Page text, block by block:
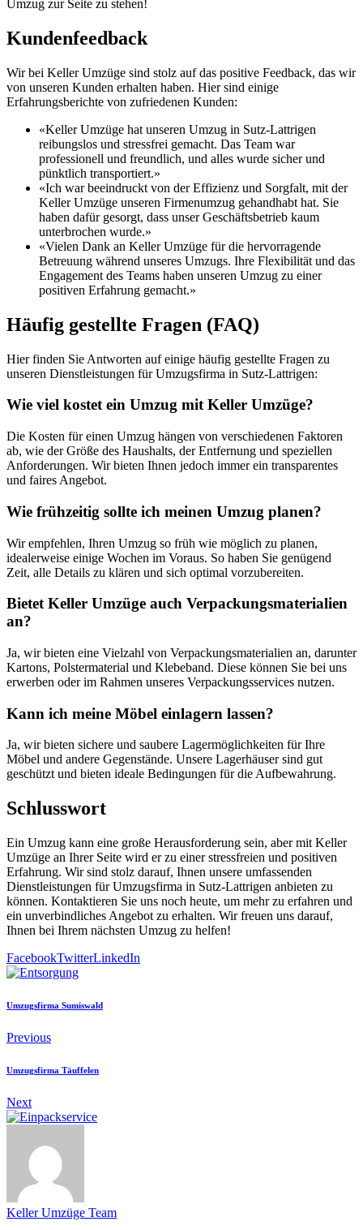
Umzug zur Seite zu stehen!
Kundenfeedback
Wir bei Keller Umzüge sind stolz auf das positive Feedback, das wir
von unseren Kunden erhalten haben. Hier sind einige
Erfahrungsberichte von zufriedenen Kunden:
«Keller Umzüge hat unseren Umzug in Sutz-Lattrigen
reibungslos und stressfrei gemacht. Das Team war
professionell und freundlich, und alles wurde sicher und
pünktlich transportiert.»
«Ich war beeindruckt von der Effizienz und Sorgfalt, mit der
Keller Umzüge unseren Firmenumzug gehandhabt hat. Sie
haben dafür gesorgt, dass unser Geschäftsbetrieb kaum
unterbrochen wurde.»
«Vielen Dank an Keller Umzüge für die hervorragende
Betreuung während unseres Umzugs. Ihre Flexibilität und das
Engagement des Teams haben unseren Umzug zu einer
positiven Erfahrung gemacht.»
Häufig gestellte Fragen (FAQ)
Hier finden Sie Antworten auf einige häufig gestellte Fragen zu
unseren Dienstleistungen für Umzugsfirma in Sutz-Lattrigen:
Wie viel kostet ein Umzug mit Keller Umzüge?
Die Kosten für einen Umzug hängen von verschiedenen Faktoren
ab, wie der Größe des Haushalts, der Entfernung und speziellen
Anforderungen. Wir bieten Ihnen jedoch immer ein transparentes
und faires Angebot.
Wie frühzeitig sollte ich meinen Umzug planen?
Wir empfehlen, Ihren Umzug so früh wie möglich zu planen,
idealerweise einige Wochen im Voraus. So haben Sie genügend
Zeit, alle Details zu klären und sich optimal vorzubereiten.
Bietet Keller Umzüge auch Verpackungsmaterialien
an?
Ja, wir bieten eine Vielzahl von Verpackungsmaterialien an, darunter
Kartons, Polstermaterial und Klebeband. Diese können Sie bei uns
erwerben oder im Rahmen unseres Verpackungsservices nutzen.
Kann ich meine Möbel einlagern lassen?
Ja, wir bieten sichere und saubere Lagermöglichkeiten für Ihre
Möbel und andere Gegenstände. Unsere Lagerhäuser sind gut
geschützt und bieten ideale Bedingungen für die Aufbewahrung.
Schlusswort
Ein Umzug kann eine große Herausforderung sein, aber mit Keller
Umzüge an Ihrer Seite wird er zu einer stressfreien und positiven
Erfahrung. Wir sind stolz darauf, Ihnen unsere umfassenden
Dienstleistungen für Umzugsfirma in Sutz-Lattrigen anbieten zu
können. Kontaktieren Sie uns noch heute, um mehr zu erfahren und
ein unverbindliches Angebot zu erhalten. Wir freuen uns darauf,
Ihnen bei Ihrem nächsten Umzug zu helfen!
FacebookTwitterLinkedIn
Umzugsfirma Sumiswald
Previous
Umzugsfirma Täuffelen
Next
Keller Umzüge Team